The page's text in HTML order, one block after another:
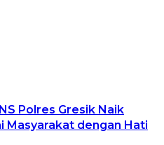
Polres Gresik Naik
Masyarakat dengan Hati